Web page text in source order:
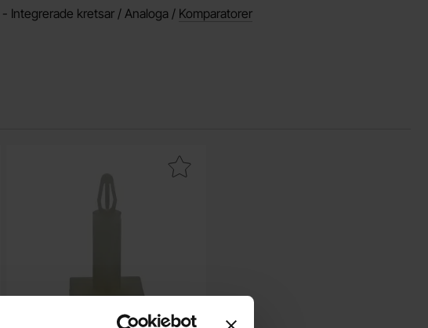
- Integrerade kretsar / Analoga / Komparatorer
som favorit
Makera distans snap 25.4mm självhäftande som favorit